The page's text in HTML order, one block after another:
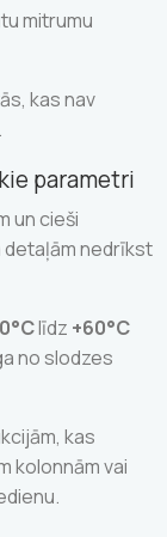
mitrumu
kas nav
parametri
un cieši
detaļām nedrīkst
0°Clīdz +60°C
no slodzes
kas
kolonnām vai